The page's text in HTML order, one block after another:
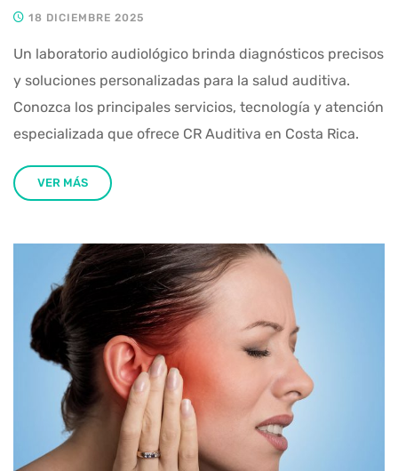
18 DICIEMBRE 2025
Un laboratorio audiológico brinda diagnósticos precisos
y soluciones personalizadas para la salud auditiva.
Conozca los principales servicios, tecnología y atención
especializada que ofrece CR Auditiva en Costa Rica.
VER MÁS